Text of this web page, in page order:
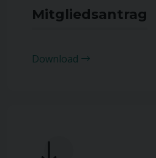
Mitgliedsantrag
Download